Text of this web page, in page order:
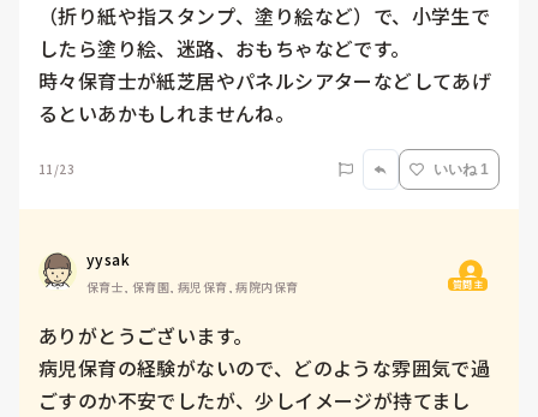
（折り紙や指スタンプ、塗り絵など）で、小学生で
したら塗り絵、迷路、おもちゃなどです。
時々保育士が紙芝居やパネルシアターなどしてあげ
るといあかもしれませんね。
11/23 いいね 1
yysak
保育士, 保育園, 病児保育, 病院内保育 質問主
ありがとうございます。
病児保育の経験がないので、どのような雰囲気で過
ごすのか不安でしたが、少しイメージが持てまし